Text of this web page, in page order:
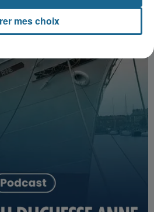
mes choix